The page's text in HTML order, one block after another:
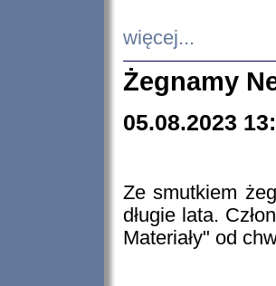
więcej...
Żegnamy
05.08.2023
Ze smutkiem
długie lata.
Materiały" od